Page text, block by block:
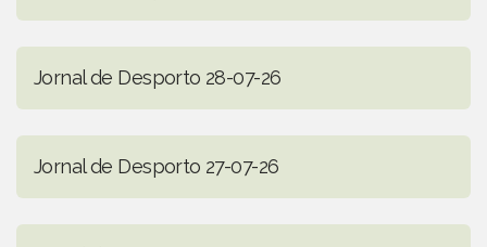
Jornal de Desporto 28-07-26
Jornal de Desporto 27-07-26